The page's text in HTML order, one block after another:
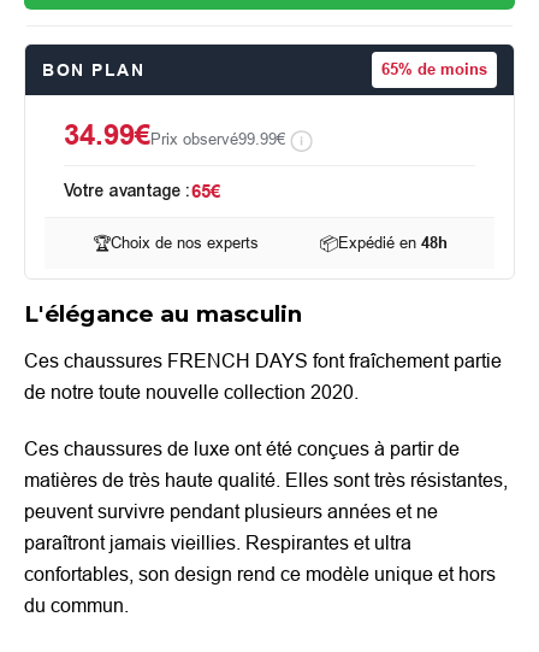
BON PLAN 65% de moins
34.99€Prix observé99.99€
Votre avantage :65€
🏆Choix de nos experts 📦Expédié en 48h
L'élégance au masculin
Ces chaussures FRENCH DAYS font fraîchement partie
de notre toute nouvelle collection 2020.
Ces chaussures de luxe ont été conçues à partir de
matières de très haute qualité. Elles sont très résistantes,
peuvent survivre pendant plusieurs années et ne
paraîtront jamais vieillies. Respirantes et ultra
confortables, son design rend ce modèle unique et hors
du commun.